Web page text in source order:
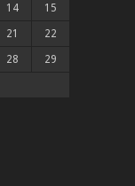
14 15
21 22
28 29